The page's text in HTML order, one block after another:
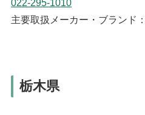
022-295-1010
主要取扱メーカー・ブランド：
栃木県